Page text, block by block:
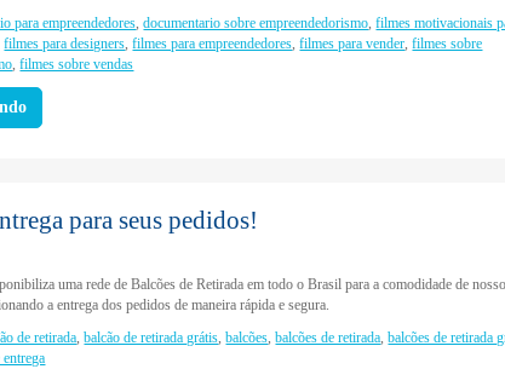
para empreendedores,documentario sobre empreendedorismo,filmes motivacionais
filmes para designers,filmes para empreendedores,filmes para vender,filmes sobre
,filmes sobre vendas
para seus pedidos!
uma rede de Balcões de Retirada em todo o Brasil para a comodidade de
a entrega dos pedidos de maneira rápida e segura.
de retirada,balcão de retirada grátis,balcões,balcões de retirada,balcões de retirada
entrega